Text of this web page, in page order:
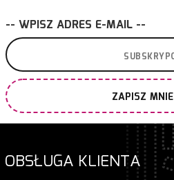
-- WPISZ ADRES E-MAIL --
ZAPISZ MNIE
OBSŁUGA KLIENTA